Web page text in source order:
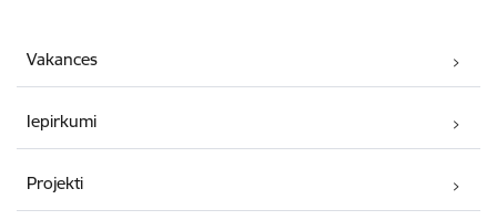
Vakances
Iepirkumi
Projekti